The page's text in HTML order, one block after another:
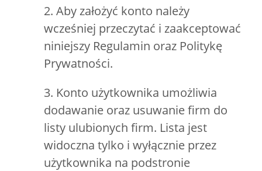
2. Aby założyć konto należy
wcześniej przeczytać i zaakceptować
niniejszy Regulamin oraz Politykę
Prywatności.
3. Konto użytkownika umożliwia
dodawanie oraz usuwanie firm do
listy ulubionych firm. Lista jest
widoczna tylko i wyłącznie przez
użytkownika na podstronie